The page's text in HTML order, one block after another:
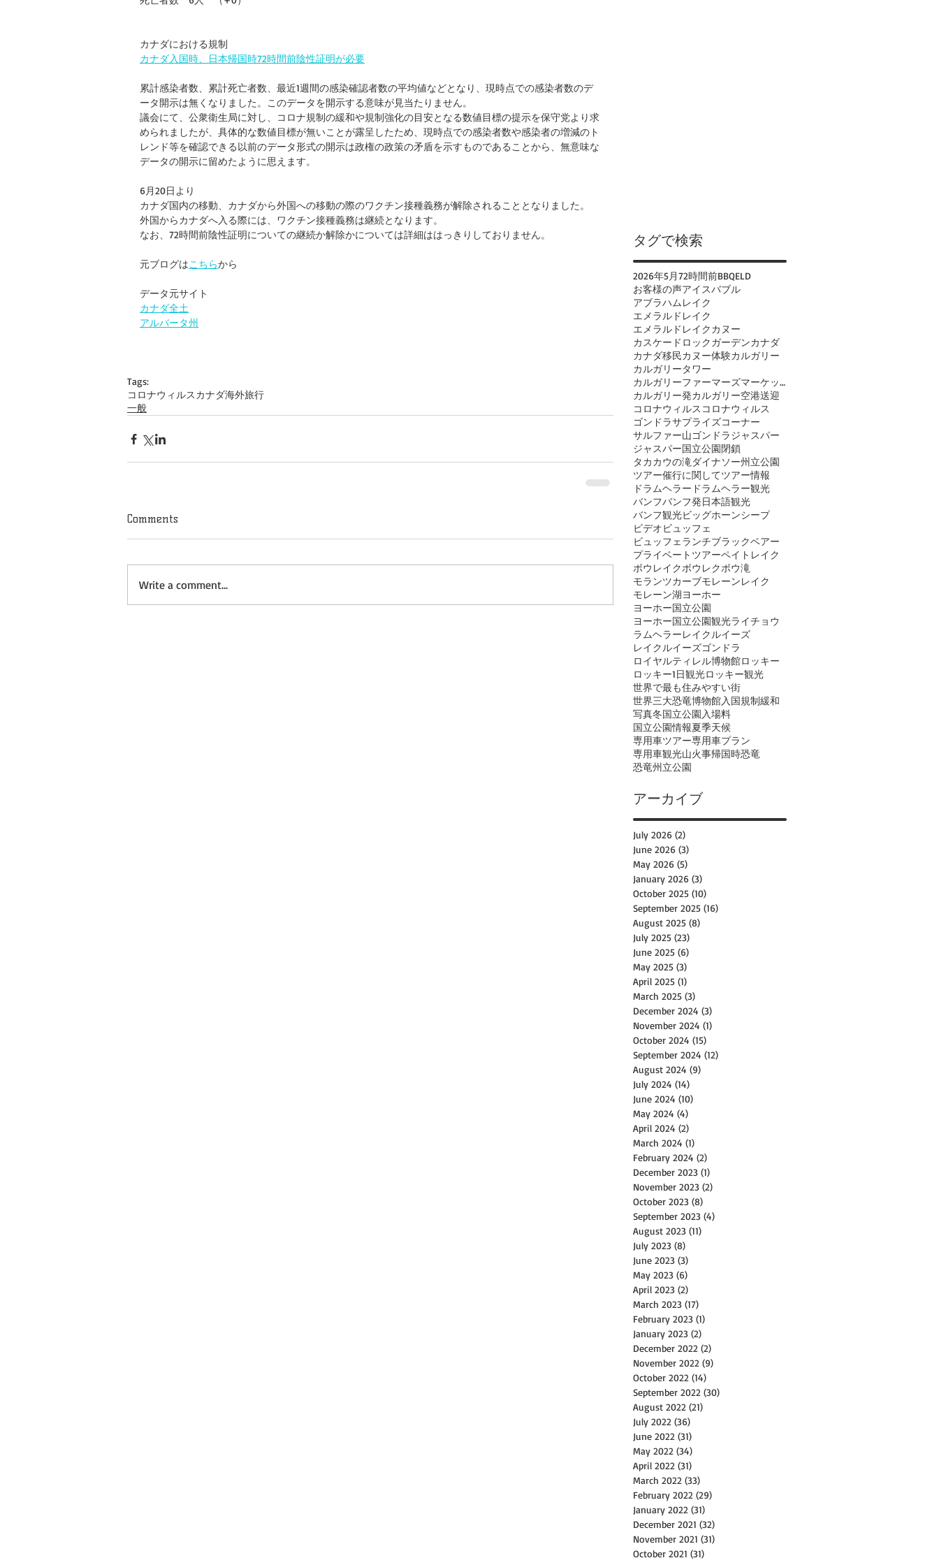
カナダにおける規制
カナダ入国時、日本帰国時72時間前陰性証明が必要
累計感染者数、累計死亡者数、最近1週間の感染確認者数の平均値などとなり、現時点での感染者数のデ
ータ開示は無くなりました。このデータを開示する意味が見当たりません。
議会にて、公衆衛生局に対し、コロナ規制の緩和や規制強化の目安となる数値目標の提示を保守党より求
められましたが、具体的な数値目標が無いことが露呈したため、現時点での感染者数や感染者の増減のト
レンド等を確認できる以前のデータ形式の開示は政権の政策の矛盾を示すものであることから、無意味な
データの開示に留めたように思えます。
6月20日より
カナダ国内の移動、カナダから外国への移動の際のワクチン接種義務が解除されることとなりました。
外国からカナダへ入る際には、ワクチン接種義務は継続となります。
なお、72時間前陰性証明についての継続か解除かについては詳細ははっきりしておりません。
元ブログはこちらから
データ元サイト
カナダ全土
アルバータ州
Tags:
コロナウィルスカナダ海外旅行
一般
Comments
Write a comment...
タグで検索
2026年5月72時間前BBQELD
お客様の声アイスバブル
アブラハムレイク
エメラルドレイク
エメラルドレイクカヌー
カスケードロックガーデンカナダ
カナダ移民カヌー体験カルガリー
カルガリータワー
カルガリーファーマーズマーケット
カルガリー発カルガリー空港送迎
コロナウィルス コロナウィルス
ゴンドラサプライズコーナー
サルファー山ゴンドラジャスパー
ジャスパー国立公園閉鎖
タカカウの滝ダイナソー州立公園
ツアー催行に関してツアー情報
ドラムヘラー ドラムヘラー観光
バンフバンフ発日本語観光
バンフ観光ビッグホーンシープ
ビデオビュッフェ
ビュッフェランチブラックベアー
プライベートツアーペイトレイク
ボウレイクボウレクボウ滝
モランツカーブモレーンレイク
モレーン湖ヨーホー
ヨーホー国立公園
ヨーホー国立公園観光ライチョウ
ラムヘラーレイクルイーズ
レイクルイーズゴンドラ
ロイヤルティレル博物館ロッキー
ロッキー1日観光ロッキー観光
世界で最も住みやすい街
世界三大恐竜博物館入国規制緩和
写真冬国立公園入場料
国立公園情報夏季天候
専用車ツアー専用車プラン
専用車観光山火事帰国時恐竜
恐竜州立公園
アーカイブ
July 2026 (2)
June 2026 (3)
May 2026 (5)
January 2026 (3)
October 2025 (10)
September 2025 (16)
August 2025 (8)
July 2025 (23)
June 2025 (6)
May 2025 (3)
April 2025 (1)
March 2025 (3)
December 2024 (3)
November 2024 (1)
October 2024 (15)
September 2024 (12)
August 2024 (9)
July 2024 (14)
June 2024 (10)
May 2024 (4)
April 2024 (2)
March 2024 (1)
February 2024 (2)
December 2023 (1)
November 2023 (2)
October 2023 (8)
September 2023 (4)
August 2023 (11)
July 2023 (8)
June 2023 (3)
May 2023 (6)
April 2023 (2)
March 2023 (17)
February 2023 (1)
January 2023 (2)
December 2022 (2)
November 2022 (9)
October 2022 (14)
September 2022 (30)
August 2022 (21)
July 2022 (36)
June 2022 (31)
May 2022 (34)
April 2022 (31)
March 2022 (33)
February 2022 (29)
January 2022 (31)
December 2021 (32)
November 2021 (31)
October 2021 (31)